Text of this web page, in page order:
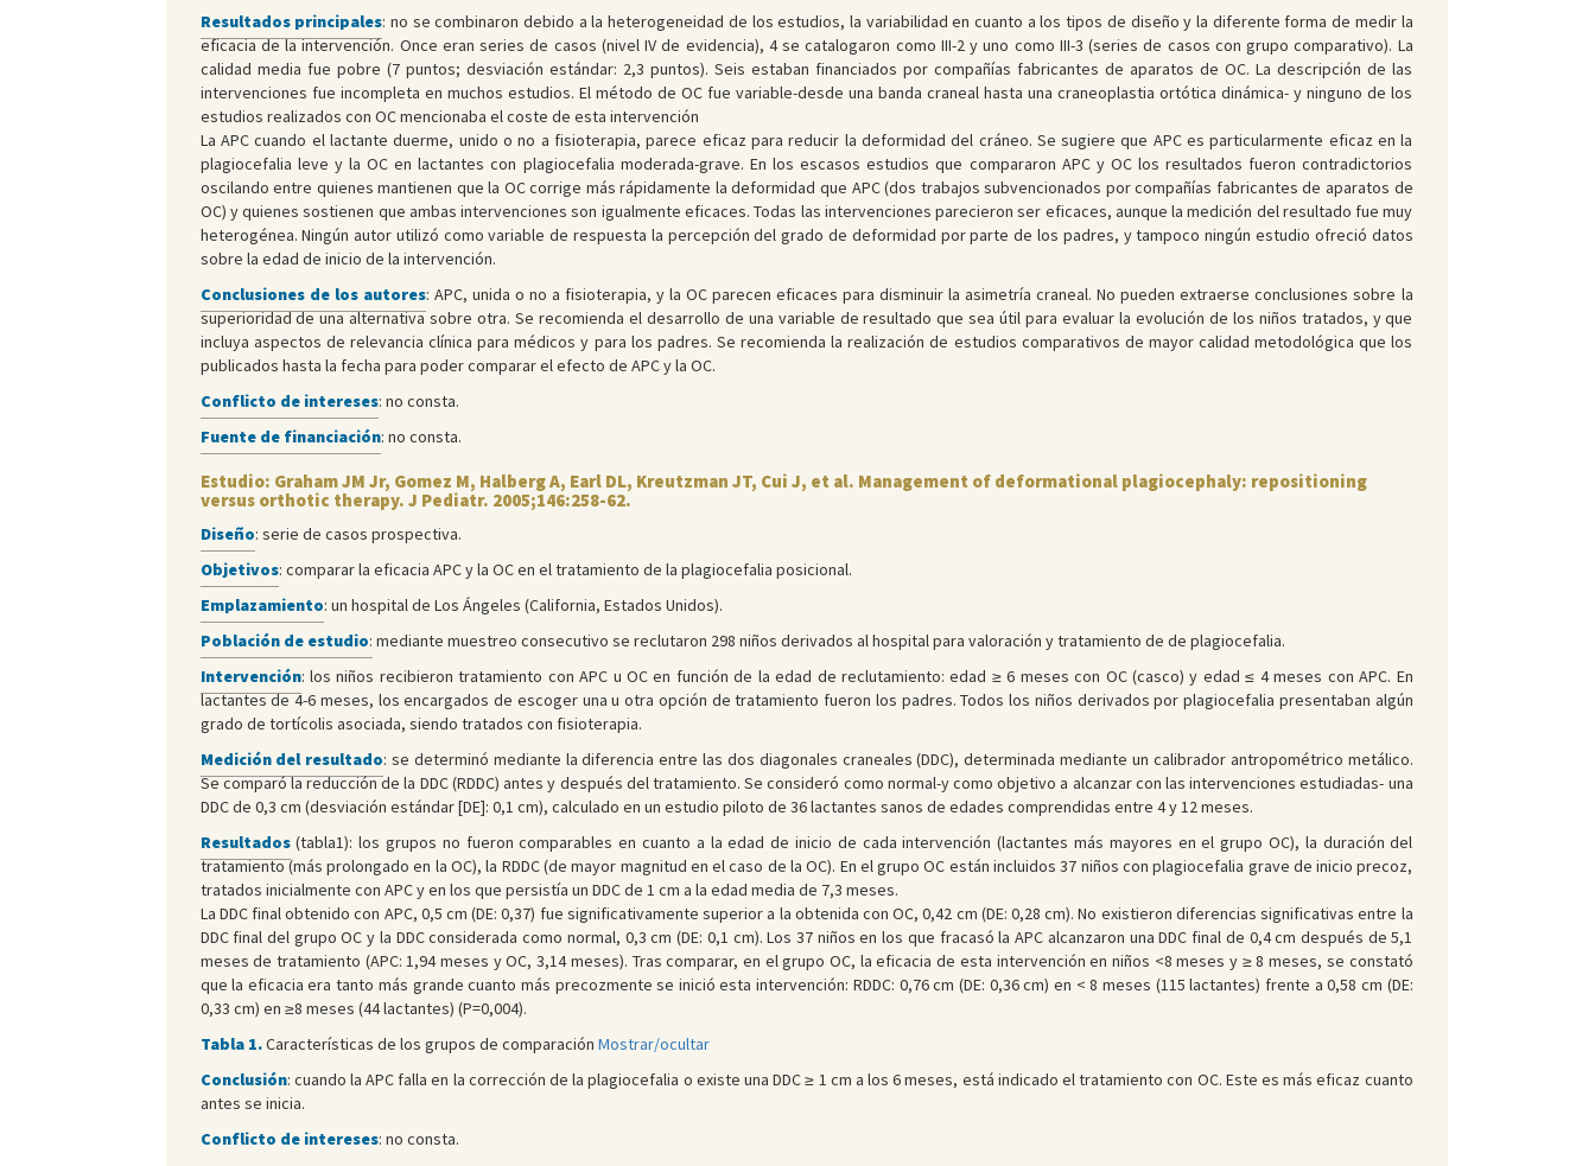
Resultados principales: no se combinaron debido a la heterogeneidad de los estudios, la variabilidad en cuanto a los tipos de diseño y la diferente forma de medir la
eficacia de la intervención. Once eran series de casos (nivel IV de evidencia), 4 se catalogaron como III-2 y uno como III-3 (series de casos con grupo comparativo). La
calidad media fue pobre (7 puntos; desviación estándar: 2,3 puntos). Seis estaban financiados por compañías fabricantes de aparatos de OC. La descripción de las
intervenciones fue incompleta en muchos estudios. El método de OC fue variable-desde una banda craneal hasta una craneoplastia ortótica dinámica- y ninguno de los
estudios realizados con OC mencionaba el coste de esta intervención
La APC cuando el lactante duerme, unido o no a fisioterapia, parece eficaz para reducir la deformidad del cráneo. Se sugiere que APC es particularmente eficaz en la
plagiocefalia leve y la OC en lactantes con plagiocefalia moderada-grave. En los escasos estudios que compararon APC y OC los resultados fueron contradictorios
oscilando entre quienes mantienen que la OC corrige más rápidamente la deformidad que APC (dos trabajos subvencionados por compañías fabricantes de aparatos de
OC) y quienes sostienen que ambas intervenciones son igualmente eficaces. Todas las intervenciones parecieron ser eficaces, aunque la medición del resultado fue muy
heterogénea. Ningún autor utilizó como variable de respuesta la percepción del grado de deformidad por parte de los padres, y tampoco ningún estudio ofreció datos
sobre la edad de inicio de la intervención.
Conclusiones de los autores: APC, unida o no a fisioterapia, y la OC parecen eficaces para disminuir la asimetría craneal. No pueden extraerse conclusiones sobre la
superioridad de una alternativa sobre otra. Se recomienda el desarrollo de una variable de resultado que sea útil para evaluar la evolución de los niños tratados, y que
incluya aspectos de relevancia clínica para médicos y para los padres. Se recomienda la realización de estudios comparativos de mayor calidad metodológica que los
publicados hasta la fecha para poder comparar el efecto de APC y la OC.
Conflicto de intereses: no consta.
Fuente de financiación: no consta.
Estudio: Graham JM Jr, Gomez M, Halberg A, Earl DL, Kreutzman JT, Cui J, et al. Management of deformational plagiocephaly: repositioning
versus orthotic therapy. J Pediatr. 2005;146:258-62.
Diseño: serie de casos prospectiva.
Objetivos: comparar la eficacia APC y la OC en el tratamiento de la plagiocefalia posicional.
Emplazamiento: un hospital de Los Ángeles (California, Estados Unidos).
Población de estudio: mediante muestreo consecutivo se reclutaron 298 niños derivados al hospital para valoración y tratamiento de de plagiocefalia.
Intervención: los niños recibieron tratamiento con APC u OC en función de la edad de reclutamiento: edad ≥ 6 meses con OC (casco) y edad ≤ 4 meses con APC. En
lactantes de 4-6 meses, los encargados de escoger una u otra opción de tratamiento fueron los padres. Todos los niños derivados por plagiocefalia presentaban algún
grado de tortícolis asociada, siendo tratados con fisioterapia.
Medición del resultado: se determinó mediante la diferencia entre las dos diagonales craneales (DDC), determinada mediante un calibrador antropométrico metálico.
Se comparó la reducción de la DDC (RDDC) antes y después del tratamiento. Se consideró como normal-y como objetivo a alcanzar con las intervenciones estudiadas- una
DDC de 0,3 cm (desviación estándar [DE]: 0,1 cm), calculado en un estudio piloto de 36 lactantes sanos de edades comprendidas entre 4 y 12 meses.
Resultados(tabla1): los grupos no fueron comparables en cuanto a la edad de inicio de cada intervención (lactantes más mayores en el grupo OC), la duración del
tratamiento (más prolongado en la OC), la RDDC (de mayor magnitud en el caso de la OC). En el grupo OC están incluidos 37 niños con plagiocefalia grave de inicio precoz,
tratados inicialmente con APC y en los que persistía un DDC de 1 cm a la edad media de 7,3 meses.
La DDC final obtenido con APC, 0,5 cm (DE: 0,37) fue significativamente superior a la obtenida con OC, 0,42 cm (DE: 0,28 cm). No existieron diferencias significativas entre la
DDC final del grupo OC y la DDC considerada como normal, 0,3 cm (DE: 0,1 cm). Los 37 niños en los que fracasó la APC alcanzaron una DDC final de 0,4 cm después de 5,1
meses de tratamiento (APC: 1,94 meses y OC, 3,14 meses). Tras comparar, en el grupo OC, la eficacia de esta intervención en niños <8 meses y ≥ 8 meses, se constató
que la eficacia era tanto más grande cuanto más precozmente se inició esta intervención: RDDC: 0,76 cm (DE: 0,36 cm) en < 8 meses (115 lactantes) frente a 0,58 cm (DE:
0,33 cm) en ≥8 meses (44 lactantes) (P=0,004).
Tabla 1.Características de los grupos de comparación Mostrar/ocultar
Conclusión: cuando la APC falla en la corrección de la plagiocefalia o existe una DDC ≥ 1 cm a los 6 meses, está indicado el tratamiento con OC. Este es más eficaz cuanto
antes se inicia.
Conflicto de intereses: no consta.